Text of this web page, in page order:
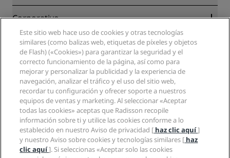
Blog
Nuevos hoteles y próximas aperturas
Aplicación de Radisson Hotels
Hoteles Sports Approved
Hoteles ideales para familias
Salud y seguridad
Colaboradores
Corporativo
Radisson Hotel Group
Medios
Empleos en RHG
Empleos en PPHE
Empleos en EHL
The Club by RHG
Oportunidades de desarrollo
Responsabilidad social corporativa
Compras
Información legal
Centro de privacidad
Aviso legal
Términos y condiciones de Radisson Rewards
Acuerdo de uso del sitio
Accesibilidad digital
Declaración sobre la esclavitud moderna
Ayuda
Avisos al consumidor
Contacto
Preguntas frecuentes
Mapa del sitio
Redes sociales
Marcas de Radisson Hotels
Este sitio web hace uso de cookies y otras tecnologías
similares (como balizas web, etiquetas de píxeles y objetos
de Flash) («Cookies») para garantizar la seguridad y el
correcto funcionamiento de la página, así como para
mejorar y personalizar la publicidad y la experiencia de
navegación, analizar el tráfico y el uso del sitio web,
recordar tu configuración y ofrecer soporte a nuestros
equipos de ventas y marketing. Al seleccionar «Aceptar
todas las cookies» aceptas que Radisson recopile
información sobre ti y utilice las cookies conforme a lo
establecido en nuestro Aviso de privacidad [ haz clic aquí]
y nuestro Aviso sobre cookies y tecnologías similares [ haz
clic aquí]. Si seleccionas «Aceptar solo las cookies